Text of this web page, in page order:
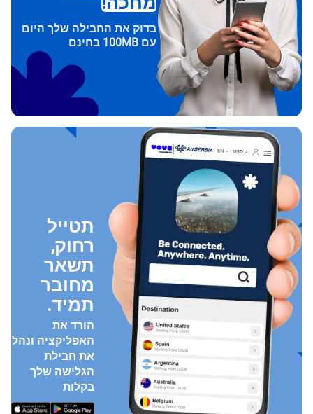
בדוק את החבילה שלך היום
עם 100MB בחינם
תטייל
רחוק,
תשאר
מחובר
תמיד.
הורד את
האפליקציה ונהל
את חבילת
הגלישה שלך
בקלות